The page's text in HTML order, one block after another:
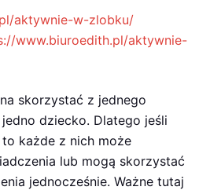
aktywnie-w-zlobku/
www.biuroedith.pl/aktywnie-
skorzystać z jednego
dziecko. Dlatego jeśli
każde z nich może
lub mogą skorzystać
jednocześnie. Ważne tutaj